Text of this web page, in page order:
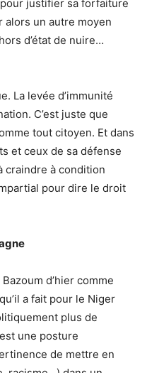
justifier sa forfaiture
alors un autre moyen
d’état de nuire…
La levée d’immunité
C’est juste que
tout citoyen. Et dans
et ceux de sa défense
craindre à condition
pour dire le droit
d’hier comme
a fait pour le Niger
plus de
une posture
de mettre en